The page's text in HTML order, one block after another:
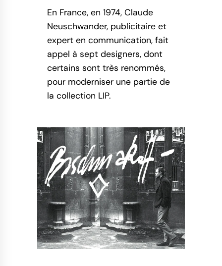
En France, en 1974, Claude
Neuschwander, publicitaire et
expert en communication, fait
appel à sept designers, dont
certains sont très renommés,
pour moderniser une partie de
la collection LIP.